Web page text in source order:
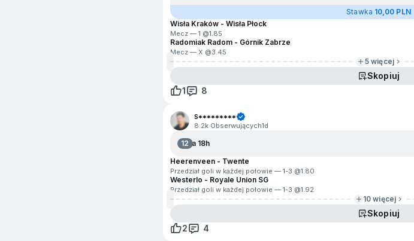
Stawka 10,00 PLN
Wisła Kraków - Wisła Płock
Mecz — 1 @1.85
Radomiak Radom - Górnik Zabrze
Mecz — X @3.45
5 więcej
Skopiuj
1
8
S*********
8.2k Obserwujących1d
12Za 18h
Heerenveen - Twente
Przedział goli w każdej połowie — 1-3 @1.80
Westerlo - Royale Union SG
Przedział goli w każdej połowie — 1-3 @1.92
10 więcej
Skopiuj
2
4